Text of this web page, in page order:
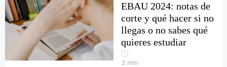
EBAU 2024: notas de
corte y qué hacer si no
llegas o no sabes qué
quieres estudiar
3 min